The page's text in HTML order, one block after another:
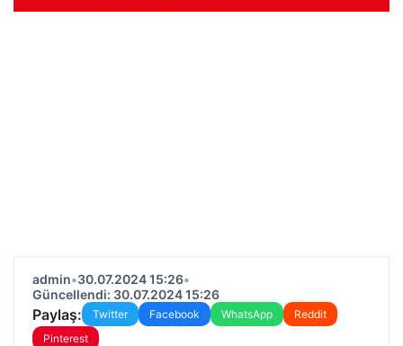
admin•30.07.2024 15:26•
Güncellendi: 30.07.2024 15:26
Paylaş: Twitter Facebook WhatsApp
Reddit
Pinterest